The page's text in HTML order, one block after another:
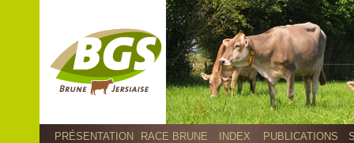
PRÉSENTATION RACE BRUNE INDEX PUBLICATIONS